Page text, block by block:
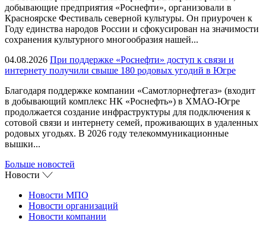
добывающие предприятия «Роснефти», организовали в
Красноярске Фестиваль северной культуры. Он приурочен к
Году единства народов России и сфокусирован на значимости
сохранения культурного многообразия нашей...
04.08.2026 При поддержке «Роснефти» доступ к связи и
интернету получили свыше 180 родовых угодий в Югре
Благодаря поддержке компании «Самотлорнефтегаз» (входит
в добывающий комплекс НК «Роснефть») в ХМАО-Югре
продолжается создание инфраструктуры для подключения к
сотовой связи и интернету семей, проживающих в удаленных
родовых угодьях. В 2026 году телекоммуникационные
вышки...
Больше новостей
Новости
Новости МПО
Новости организаций
Новости компании